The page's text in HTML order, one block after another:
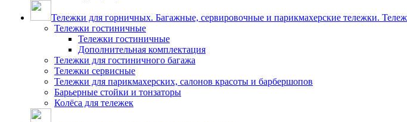
Тележки для горничных. Багажные, сервировочные и парикмахерские тележки.
Тележки гостиничные
Тележки гостиничные
Дополнительная комплектация
Тележки для гостиничного багажа
Тележки сервисные
Тележки для парикмахерских, салонов красоты и барбершопов
Барьерные стойки и тонзаторы
Колёса для тележек